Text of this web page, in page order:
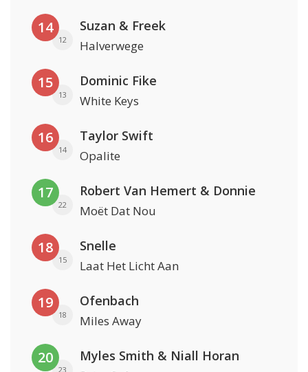
14
12
Suzan & Freek
Halverwege
15
13
Dominic Fike
White Keys
16
14
Taylor Swift
Opalite
17
22
Robert Van Hemert & Donnie
Moët Dat Nou
18
15
Snelle
Laat Het Licht Aan
19
18
Ofenbach
Miles Away
20
23
Myles Smith & Niall Horan